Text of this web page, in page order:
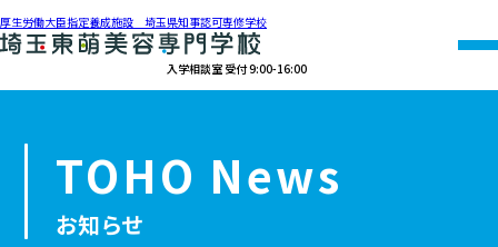
厚生労働大臣指定養成施設 埼玉県知事認可専修学校
入学相談室 受付 9:00-16:00
アクセス 資料請求
学校紹介
TOHO News
お知らせ